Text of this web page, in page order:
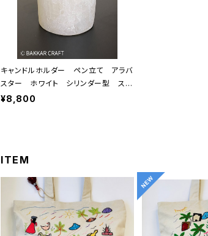
キャンドルホルダー ペン立て アラバ
スター ホワイト シリンダー型 スモ
ール
¥8,800
ITEM